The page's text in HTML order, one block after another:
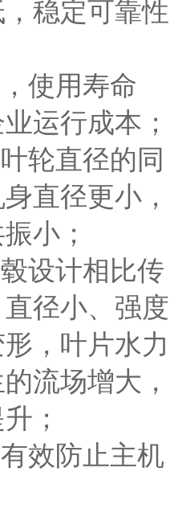
稳定可靠性
使用寿命
运行成本；
轮直径的同
直径更小，
小；
设计相比传
径小、强度
，叶片水力
流场增大，
；
效防止主机